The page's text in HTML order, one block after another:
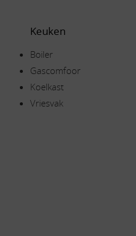
Keuken
Boiler
Gascomfoor
Koelkast
Vriesvak